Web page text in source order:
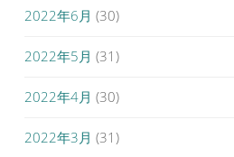
2022年6月 (30)
2022年5月 (31)
2022年4月 (30)
2022年3月 (31)